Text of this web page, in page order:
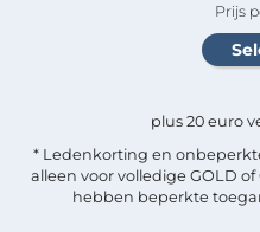
Prijs
plus 20 euro
* Ledenkorting en
alleen voor volledige GOLD
hebben beperkte